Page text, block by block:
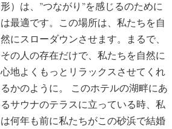
形）は、”つながり”を感じるのために
は最適です。この場所は、私たちを自
然にスローダウンさせます。まるで、
その人の存在だけで、私たちを自然に
心地よくもっとリラックスさせてくれ
るかのように。 このホテルの湖畔にあ
るサウナのテラスに立っている時、私
は何年も前に私たちがこの砂浜で結婚